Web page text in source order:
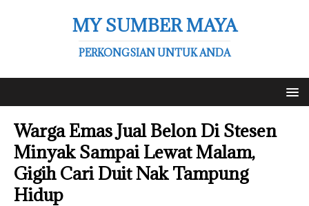
MY SUMBER MAYA
PERKONGSIAN UNTUK ANDA
Warga Emas Jual Belon Di Stesen
Minyak Sampai Lewat Malam,
Gigih Cari Duit Nak Tampung
Hidup